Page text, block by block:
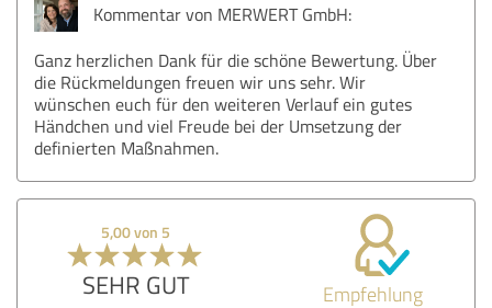
Kommentar von MERWERT GmbH:
Ganz herzlichen Dank für die schöne Bewertung. Über
die Rückmeldungen freuen wir uns sehr. Wir
wünschen euch für den weiteren Verlauf ein gutes
Händchen und viel Freude bei der Umsetzung der
definierten Maßnahmen.
5,00 von 5
SEHR GUT Empfehlung